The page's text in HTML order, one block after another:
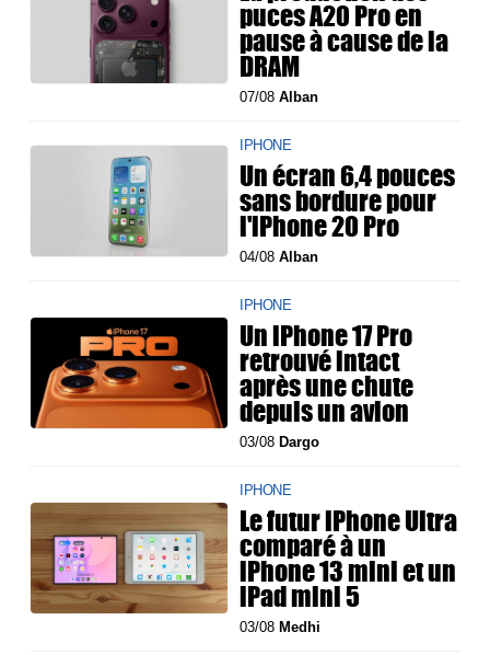
puces A20 Pro en
pause à cause de la
DRAM
07/08Alban
IPHONE
Un écran 6,4 pouces
sans bordure pour
l'iPhone 20 Pro
04/08Alban
IPHONE
Un iPhone 17 Pro
retrouvé intact
après une chute
depuis un avion
03/08Dargo
IPHONE
Le futur iPhone Ultra
comparé à un
iPhone 13 mini et un
iPad mini 5
03/08Medhi